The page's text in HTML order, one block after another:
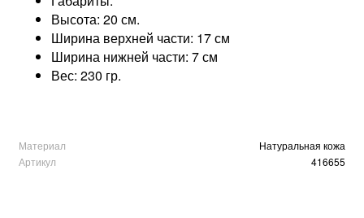
Высота: 20 см.
Ширина верхней части: 17 см
Ширина нижней части: 7 см
Вес: 230 гр.
Материал
Натуральная кожа
Артикул
416655